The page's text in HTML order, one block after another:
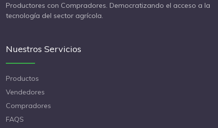
Productores con Compradores. Democratizando el acceso a la
tecnología del sector agrícola.
Nuestros Servicios
Productos
Vendedores
Compradores
FAQS